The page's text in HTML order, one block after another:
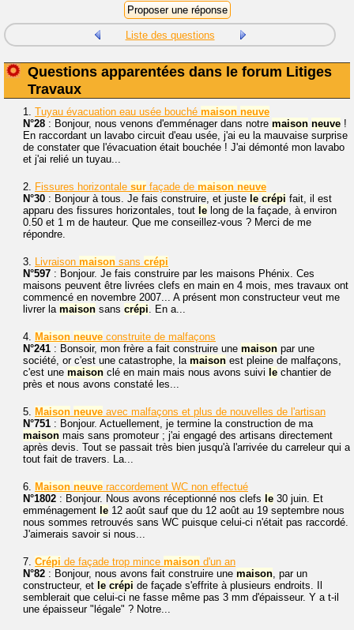
Liste des questions
Questions apparentées dans le forum Litiges
Travaux
1. Tuyau évacuation eau usée bouché maison neuve
N°28 : Bonjour, nous venons d'emménager dans notre maison neuve !
En raccordant un lavabo circuit d'eau usée, j'ai eu la mauvaise surprise
de constater que l'évacuation était bouchée ! J'ai démonté mon lavabo
et j'ai relié un tuyau...
2. Fissures horizontale sur façade de maison neuve
N°30 : Bonjour à tous. Je fais construire, et juste le crépi fait, il est
apparu des fissures horizontales, tout le long de la façade, à environ
0.50 et 1 m de hauteur. Que me conseillez-vous ? Merci de me
répondre.
3. Livraison maison sans crépi
N°597 : Bonjour. Je fais construire par les maisons Phénix. Ces
maisons peuvent être livrées clefs en main en 4 mois, mes travaux ont
commencé en novembre 2007... A présent mon constructeur veut me
livrer la maison sans crépi. En a...
4. Maison neuve construite de malfaçons
N°241 : Bonsoir, mon frère a fait construire une maison par une
société, or c'est une catastrophe, la maison est pleine de malfaçons,
c'est une maison clé en main mais nous avons suivi le chantier de
près et nous avons constaté les...
5. Maison neuve avec malfaçons et plus de nouvelles de l'artisan
N°751 : Bonjour. Actuellement, je termine la construction de ma
maison mais sans promoteur ; j'ai engagé des artisans directement
après devis. Tout se passait très bien jusqu'à l'arrivée du carreleur qui a
tout fait de travers. La...
6. Maison neuve raccordement WC non effectué
N°1802 : Bonjour. Nous avons réceptionné nos clefs le 30 juin. Et
emménagement le 12 août sauf que du 12 août au 19 septembre nous
nous sommes retrouvés sans WC puisque celui-ci n'était pas raccordé.
J'aimerais savoir si nous...
7. Crépi de façade trop mince maison d'un an
N°82 : Bonjour, nous avons fait construire une maison, par un
constructeur, et le crépi de façade s'effrite à plusieurs endroits. Il
semblerait que celui-ci ne fasse même pas 3 mm d'épaisseur. Y a t-il
une épaisseur "légale" ? Notre...